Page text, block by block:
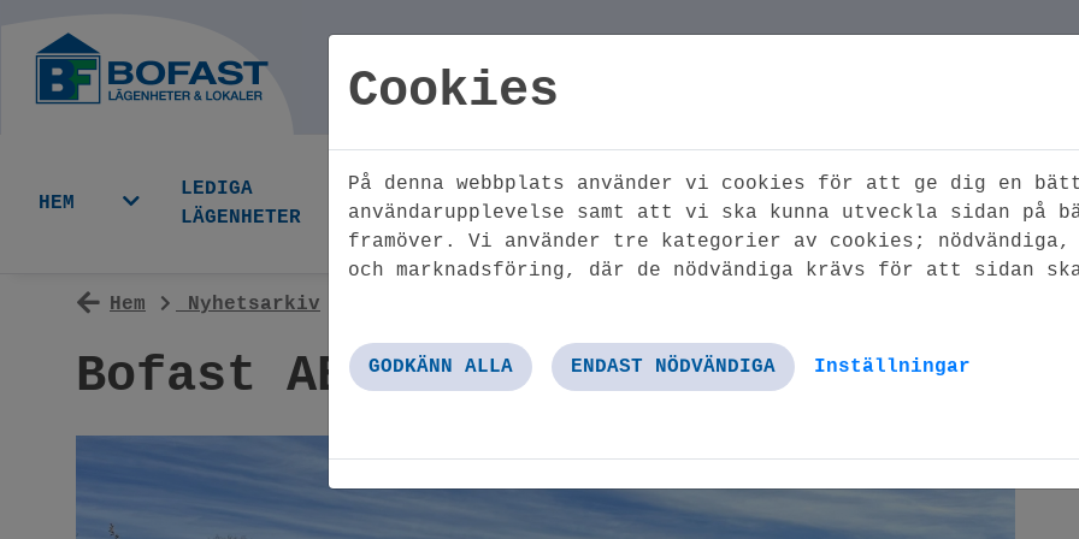
HEM
LEDIGA
LÄGENHETER
LEDIGA
LOKALER
MINA SIDOR HÄR
Hem Nyhetsarkiv
Bofast AB köper Lagans Fastigheter
Cookies
På denna webbplats använder vi cookies för att ge dig en
användarupplevelse samt att vi ska kunna utveckla sidan på
framöver. Vi använder tre kategorier av cookies;
och marknadsföring, där de nödvändiga krävs för att sidan
GODKÄNN ALLA ENDAST NÖDVÄNDIGA Inställningar